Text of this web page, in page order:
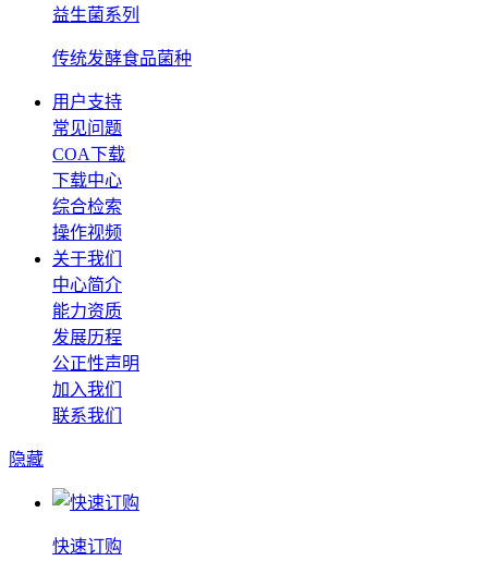
益生菌系列
传统发酵食品菌种
用户支持
常见问题
COA下载
下载中心
综合检索
操作视频
关于我们
中心简介
能力资质
发展历程
公正性声明
加入我们
联系我们
隐藏
快速订购